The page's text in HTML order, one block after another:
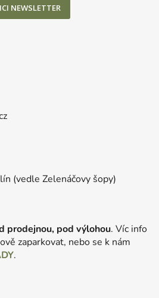
NEWSLETTER
(vedle Zelenáčovy šopy)
prodejnou, pod výlohou. Víc info
zaparkovat, nebo se k nám
.